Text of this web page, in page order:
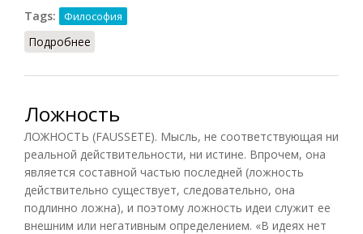
Tags:
Философия
Подробнее
Ложность
ЛОЖНОСТЬ (FAUSSETE). Мысль, не соответствующая ни
реальной действительности, ни истине. Впрочем, она
является составной частью последней (ложность
действительно существует, следовательно, она
подлинно ложна), и поэтому ложность идеи служит ее
внешним или негативным определением. «В идеях нет